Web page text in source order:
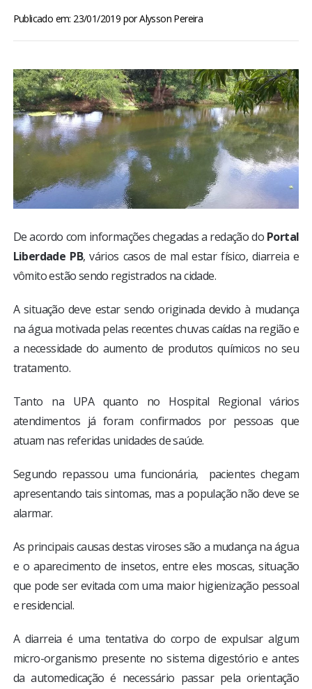
MUNDO
ENTRETENIMENTO
ENQUETE
TV LPB
COLUNISTAS
Publicado em: 23/01/2019 porAlysson Pereira
De acordo com informações chegadas a redação do Portal
Liberdade PB, vários casos de mal estar físico, diarreia e
vômito estão sendo registrados na cidade.
A situação deve estar sendo originada devido à mudança
na água motivada pelas recentes chuvas caídas na região e
a necessidade do aumento de produtos químicos no seu
tratamento.
Tanto na UPA quanto no Hospital Regional vários
atendimentos já foram confirmados por pessoas que
atuam nas referidas unidades de saúde.
Segundo repassou uma funcionária, pacientes chegam
apresentando tais sintomas, mas a população não deve se
alarmar.
As principais causas destas viroses são a mudança na água
e o aparecimento de insetos, entre eles moscas, situação
que pode ser evitada com uma maior higienização pessoal
e residencial.
A diarreia é uma tentativa do corpo de expulsar algum
micro-organismo presente no sistema digestório e antes
da automedicação é necessário passar pela orientação